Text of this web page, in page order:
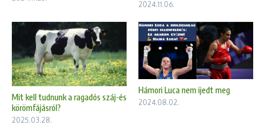
2024.11.06.
Mit kell tudnunk a ragadós száj-és
körömfájásról?
2025.03.28.
Hámori Luca nem ijedt meg
2024.08.02.